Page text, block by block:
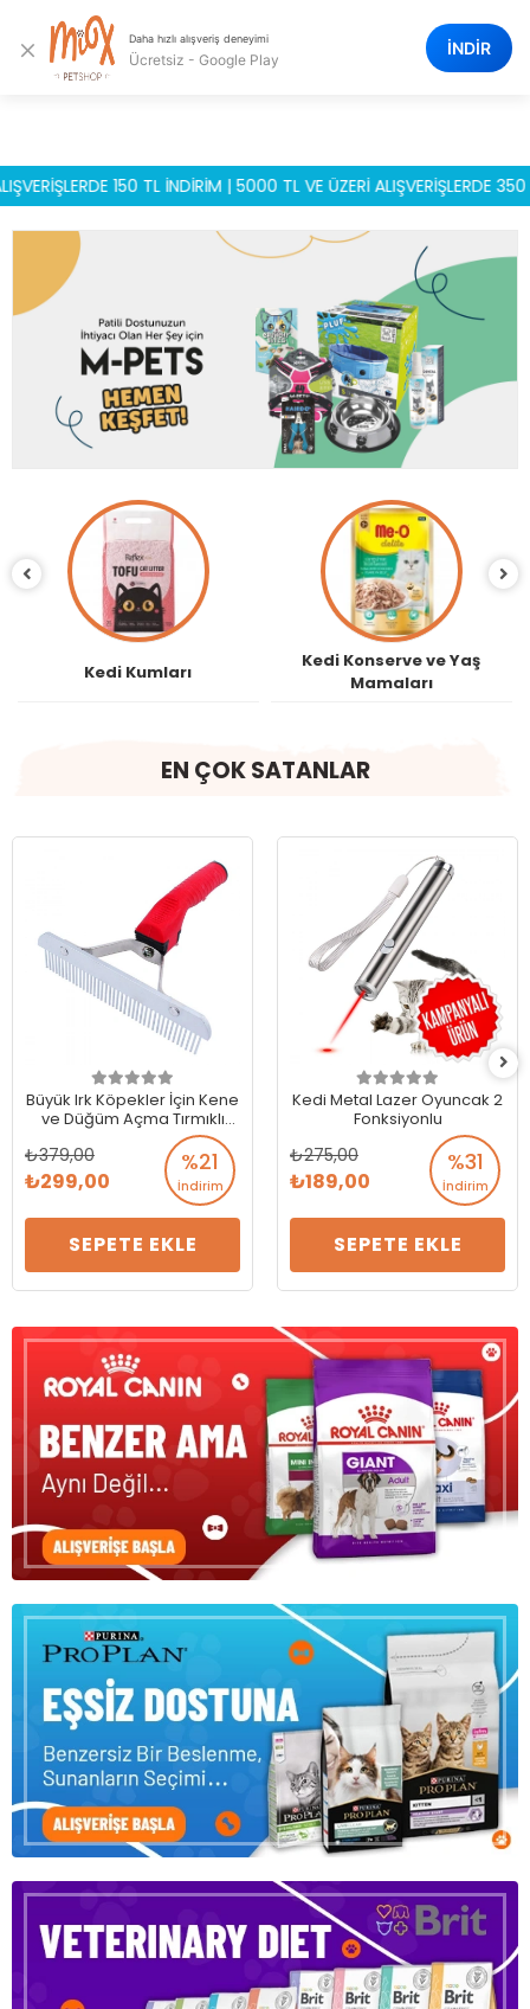
150 TL İNDİRİM | 5000 TL VE ÜZERİ ALIŞVERİŞLERDE 350 TL
0
Kedi Kumları
Kedi Konserve ve Yaş
Mamaları
EN ÇOK SATANLAR
Büyük Irk Köpekler İçin Kene
ve Düğüm Açma Tırmıklı
%21
İndirim
379,00
299,00
SEPETE EKLE
Kedi Metal Lazer Oyuncak 2
Fonksiyonlu
%31
İndirim
275,00
189,00
SEPETE EKLE
× Daha hızlı alışveriş deneyimi
Ücretsiz - Google Play
İNDİR